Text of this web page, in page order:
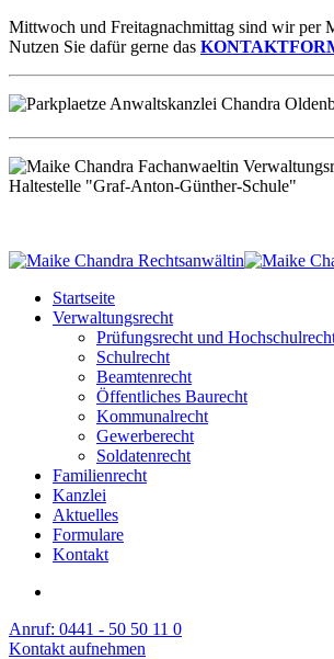
Mittwoch und Freitagnachmittag sind wir per
Nutzen Sie dafür gerne das
Haltestelle "Graf-Anton-Günther-Schule"
Startseite
Verwaltungsrecht
Prüfungsrecht und
Schulrecht
Beamtenrecht
Öffentliches Baurecht
Kommunalrecht
Gewerberecht
Soldatenrecht
Familienrecht
Kanzlei
Aktuelles
Formulare
Kontakt
Anruf: 0441 - 50 50 11 0
Kontakt aufnehmen